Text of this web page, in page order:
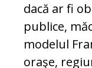
dacă ar fi
publice,
modelul
oraşe,